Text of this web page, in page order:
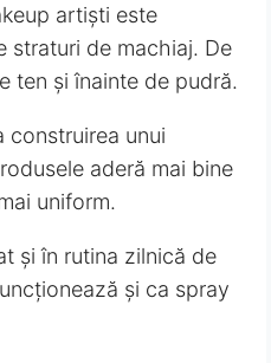
artiști este
straturi de machiaj. De
ten și înainte de pudră.
construirea unui
aderă mai bine
uniform.
și în rutina zilnică de
și ca spray